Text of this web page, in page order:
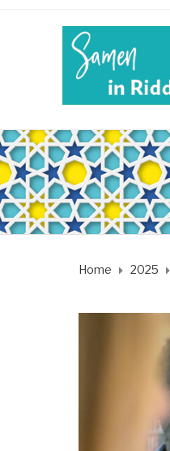
Home 2025